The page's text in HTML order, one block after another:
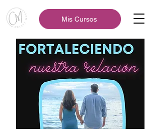
Mis Cursos